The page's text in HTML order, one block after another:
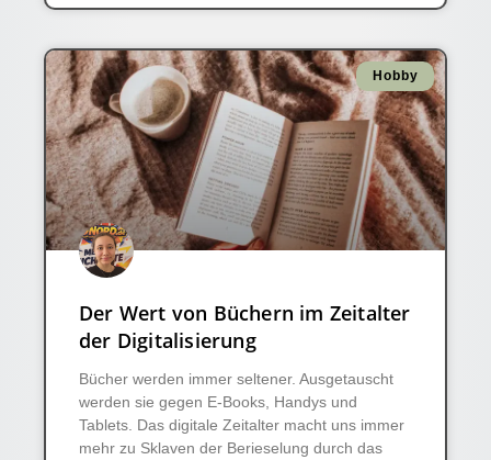
Hobby
Der Wert von Büchern im Zeitalter
der Digitalisierung
Bücher werden immer seltener. Ausgetauscht
werden sie gegen E-Books, Handys und
Tablets. Das digitale Zeitalter macht uns immer
mehr zu Sklaven der Berieselung durch das